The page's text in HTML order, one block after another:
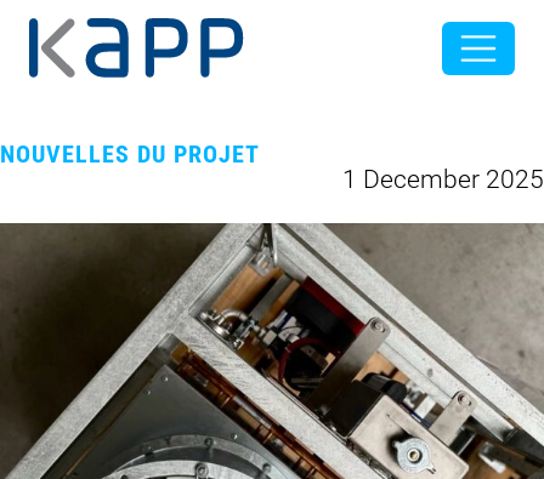
NOUVELLES DU PROJET
1 December 2025